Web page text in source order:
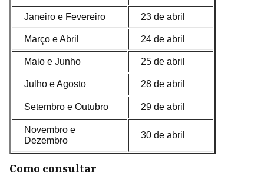
Janeiro e Fevereiro 23 de abril
Março e Abril 24 de abril
Maio e Junho 25 de abril
Julho e Agosto 28 de abril
Setembro e Outubro 29 de abril
Novembro e
Dezembro
30 de abril
Como consultar